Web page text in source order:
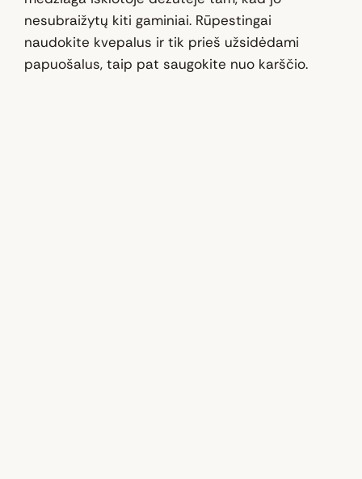
nesubraižytų kiti gaminiai. Rūpestingai
naudokite kvepalus ir tik prieš užsidėdami
papuošalus, taip pat saugokite nuo karščio.